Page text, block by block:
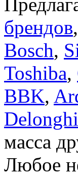
брендов
Bosch,
Toshiba,
BBK,
Delonghi
масса
Любое